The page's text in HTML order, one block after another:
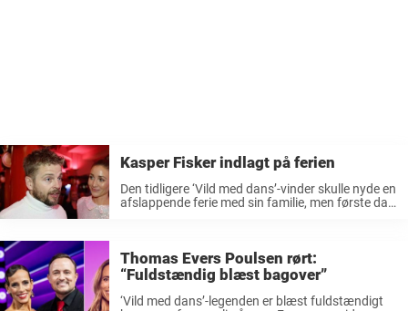
Kasper Fisker indlagt på ferien
Den tidligere ‘Vild med dans’-vinder skulle nyde en
afslappende ferie med sin familie, men første dag
Thomas Evers Poulsen rørt:
“Fuldstændig blæst bagover”
‘Vild med dans’-legenden er blæst fuldstændigt